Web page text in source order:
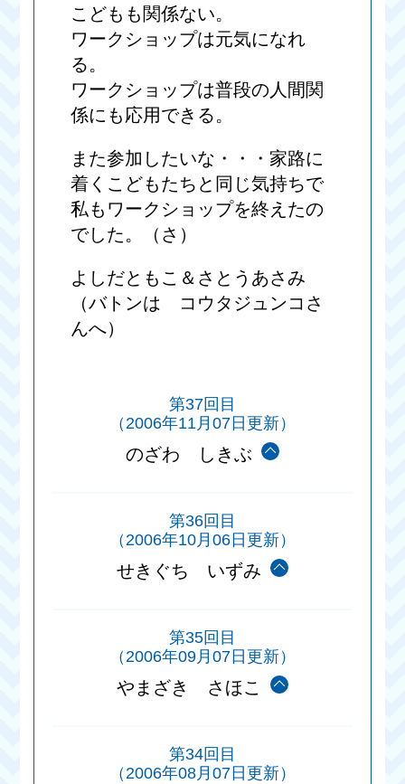
こどもも関係ない。
ワークショップは元気になれ
る。
ワークショップは普段の人間関
係にも応用できる。
また参加したいな・・・家路に
着くこどもたちと同じ気持ちで
私もワークショップを終えたの
でした。（さ）
よしだともこ＆さとうあさみ
（バトンは コウタジュンコさ
んへ）
第37回目
（2006年11月07日更新）
のざわ しきぶ
第36回目
（2006年10月06日更新）
せきぐち いずみ
第35回目
（2006年09月07日更新）
やまざき さほこ
第34回目
（2006年08月07日更新）